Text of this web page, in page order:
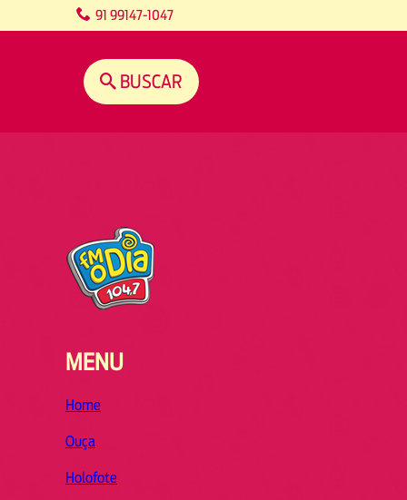
91 99147-1047
BUSCAR
MENU
Home
Ouça
Holofote